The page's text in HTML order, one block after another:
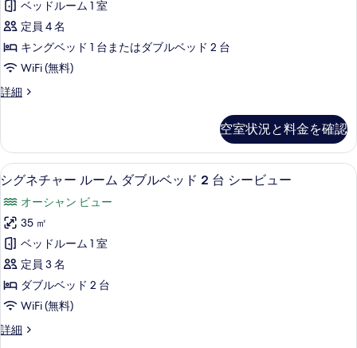
の
写
真
を
表
す
る
台
ガ
ー
デ
ン
ー
の
す
べ
て
の
写
真
を
表
ベ
ッ
ド
2
台
ー
ビ
ュ
ー
の
詳
シ
ー
ビ
ュ
ー
の
す
べ
て
の
写
真
を
表
示
ベッドルーム 1 室
定員 4 名
キングベッド 1 台またはダブルベッド 2 台
WiFi (無料)
詳細
ス
シ
ー
ビ
ー
(Riviera)
の
詳
細
空室状況と料金を確認
シ
グ
ネ
チ
ャ
ー
ル
ー
ム
高級寝具、ミニバー、セーフティボ
6
シグネチャー ルーム ダブルベッド 2 台 シービュー
オーシャン ビュー
35 ㎡
ベッドルーム 1 室
定員 3 名
ダブルベッド 2 台
WiFi (無料)
詳細
シ